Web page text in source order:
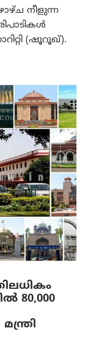
നീളുന്ന
(ഷൂറൂഖ്).